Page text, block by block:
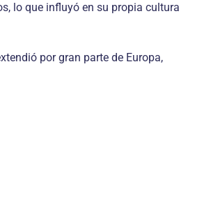
lo que influyó en su propia cultura
por gran parte de Europa,